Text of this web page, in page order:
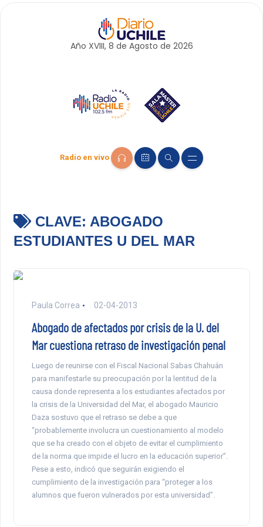
Año XVIII, 8 de Agosto de 2026
Radio en vivo
CLAVE: ABOGADO
ESTUDIANTES U DEL MAR
Paula Correa 02-04-2013
Abogado de afectados por crisis de la U. del
Mar cuestiona retraso de investigación penal
Luego de reunirse con el Fiscal Nacional Sabas Chahuán
para manifestarle su preocupación por la lentitud de la
causa donde representa a los estudiantes afectados por
la crisis de la Universidad del Mar, el abogado Mauricio
Daza sostuvo que el retraso se debe a que
“probablemente involucra un cuestionamiento al modelo
que se ha creado con el objeto de evitar el cumplimiento
de la norma que impide el lucro en la educación superior”.
Pese a esto, indicó que seguirán exigiendo el
cumplimiento de la investigación para “proteger a los
alumnos que fueron vulnerados por esta universidad”.